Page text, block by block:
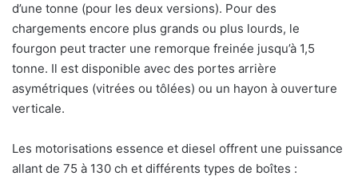
d’une tonne (pour les deux versions). Pour des
chargements encore plus grands ou plus lourds, le
fourgon peut tracter une remorque freinée jusqu’à 1,5
tonne. Il est disponible avec des portes arrière
asymétriques (vitrées ou tôlées) ou un hayon à ouverture
verticale.
Les motorisations essence et diesel offrent une puissance
allant de 75 à 130 ch et différents types de boîtes :